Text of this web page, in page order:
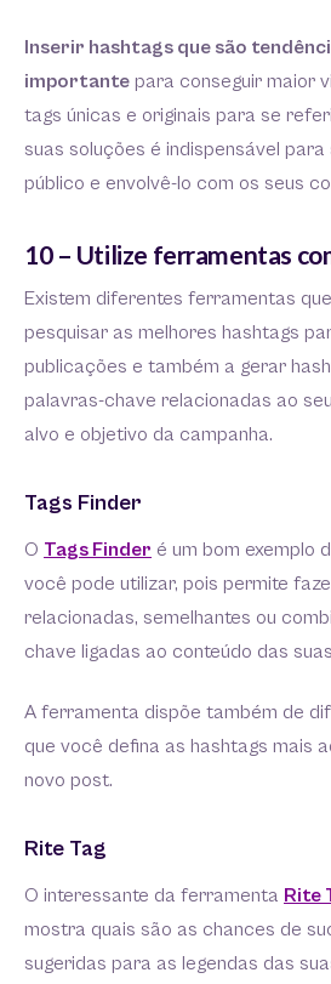
Inserir hashtags que são
importante para conseguir maior
tags únicas e originais para se
suas soluções é indispensável
público e envolvê-lo com os seus
10 – Utilize ferramentas
Existem diferentes ferramentas
pesquisar as melhores hashtags
publicações e também a gerar
palavras-chave relacionadas ao
alvo e objetivo da campanha.
Tags Finder
O Tags Finder é um bom exemplo
você pode utilizar, pois permite
relacionadas, semelhantes ou
chave ligadas ao conteúdo das
A ferramenta dispõe também de
que você defina as hashtags mais
novo post.
Rite Tag
O interessante da ferramenta Rite
mostra quais são as chances de
sugeridas para as legendas das